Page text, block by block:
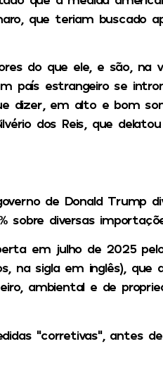
que teriam buscado
do que ele, e são, na
país estrangeiro se
dizer, em alto e bom
dos Reis, que
de Donald Trump
diversas
em julho de 2025
na sigla em inglês), que
ambiental e de
“corretivas”, antes